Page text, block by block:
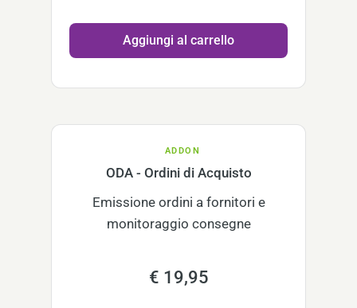
Aggiungi al carrello
ADDON
ODA - Ordini di Acquisto
Emissione ordini a fornitori e
monitoraggio consegne
€ 19,95